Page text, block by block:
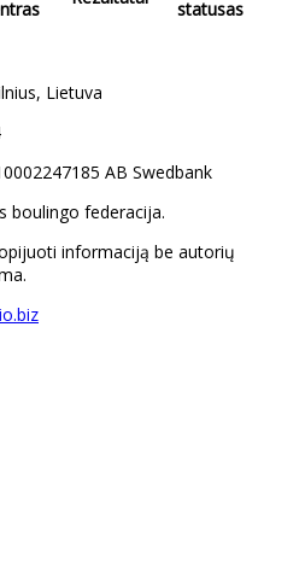
statusas
Lietuva
AB Swedbank
boulingo federacija.
informaciją be autorių